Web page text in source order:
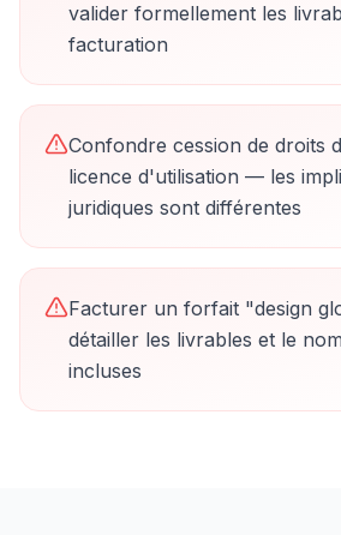
valider formellement les
facturation
Confondre cession de droits
licence d'utilisation — les
juridiques sont différentes
Facturer un forfait "design
détailler les livrables et le
incluses